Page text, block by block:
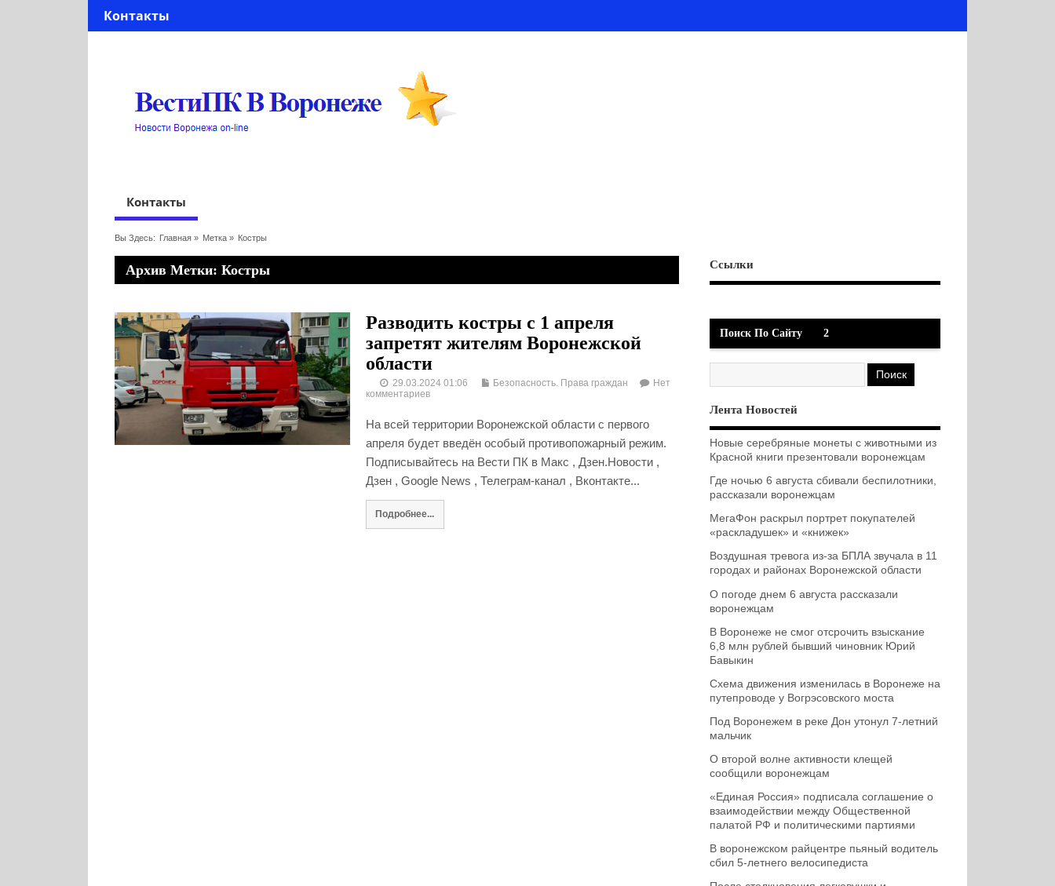
Контакты
Контакты
Вы Здесь: Главная» Метка » Костры
Архив Метки: Костры
Разводить костры с 1 апреля
запретят жителям Воронежской
области
29.03.2024 01:06 Безопасность. Права граждан
Нет
комментариев
На всей территории Воронежской области с первого
апреля будет введён особый противопожарный режим.
Подписывайтесь на Вести ПК в Макс , Дзен.Новости ,
Дзен , Google News , Телеграм-канал , Вконтакте...
Подробнее...
Ссылки
Поиск По Сайту 2
Лента Новостей
Новые серебряные монеты с животными из
Красной книги презентовали воронежцам
Где ночью 6 августа сбивали беспилотники,
рассказали воронежцам
МегаФон раскрыл портрет покупателей
«раскладушек» и «книжек»
Воздушная тревога из-за БПЛА звучала в 11
городах и районах Воронежской области
О погоде днем 6 августа рассказали
воронежцам
В Воронеже не смог отсрочить взыскание
6,8 млн рублей бывший чиновник Юрий
Бавыкин
Схема движения изменилась в Воронеже на
путепроводе у Вогрэсовского моста
Под Воронежем в реке Дон утонул 7-летний
мальчик
О второй волне активности клещей
сообщили воронежцам
«Единая Россия» подписала соглашение о
взаимодействии между Общественной
палатой РФ и политическими партиями
В воронежском райцентре пьяный водитель
сбил 5-летнего велосипедиста